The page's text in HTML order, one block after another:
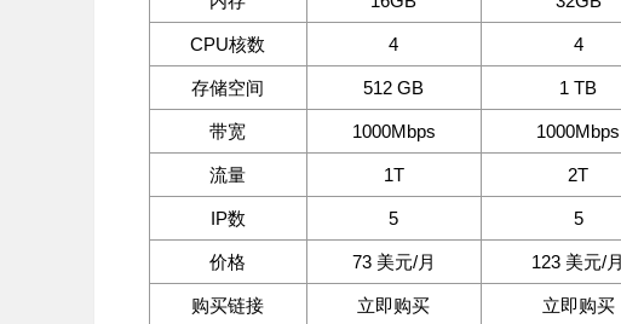
CPU核数 4 4
存储空间 512 GB 1 TB
带宽 1000Mbps 1000Mbps
流量 1T 2T
IP数 5 5
价格 73 美元/月 123 美元/月
购买链接 立即购买 立即购买